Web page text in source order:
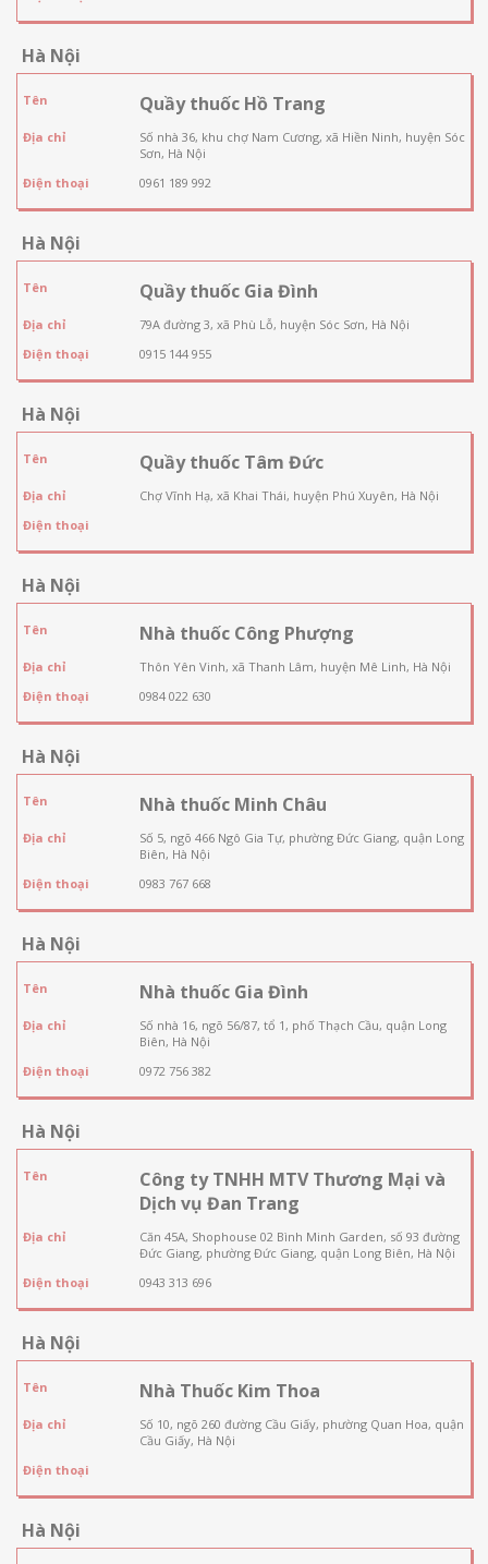
Hà Nội
Tên Quầy thuốc Hồ Trang
Địa chỉ
Số nhà 36, khu chợ Nam Cương, xã Hiền Ninh, huyện Sóc
Sơn, Hà Nội
Điện thoại
0961 189 992
Hà Nội
Tên Quầy thuốc Gia Đình
Địa chỉ
79A đường 3, xã Phù Lỗ, huyện Sóc Sơn, Hà Nội
Điện thoại
0915 144 955
Hà Nội
Tên Quầy thuốc Tâm Đức
Địa chỉ
Chợ Vĩnh Hạ, xã Khai Thái, huyện Phú Xuyên, Hà Nội
Điện thoại
Hà Nội
Tên Nhà thuốc Công Phượng
Địa chỉ
Thôn Yên Vinh, xã Thanh Lâm, huyện Mê Linh, Hà Nội
Điện thoại
0984 022 630
Hà Nội
Tên Nhà thuốc Minh Châu
Địa chỉ
Số 5, ngõ 466 Ngô Gia Tự, phường Đức Giang, quận Long
Biên, Hà Nội
Điện thoại
0983 767 668
Hà Nội
Tên Nhà thuốc Gia Đình
Địa chỉ
Số nhà 16, ngõ 56/87, tổ 1, phố Thạch Cầu, quận Long
Biên, Hà Nội
Điện thoại
0972 756 382
Hà Nội
Tên
Công ty TNHH MTV Thương Mại và
Dịch vụ Đan Trang
Địa chỉ
Căn 45A, Shophouse 02 Bình Minh Garden, số 93 đường
Đức Giang, phường Đức Giang, quận Long Biên, Hà Nội
Điện thoại
0943 313 696
Hà Nội
Tên Nhà Thuốc Kim Thoa
Địa chỉ
Số 10, ngõ 260 đường Cầu Giấy, phường Quan Hoa, quận
Cầu Giấy, Hà Nội
Điện thoại
Hà Nội